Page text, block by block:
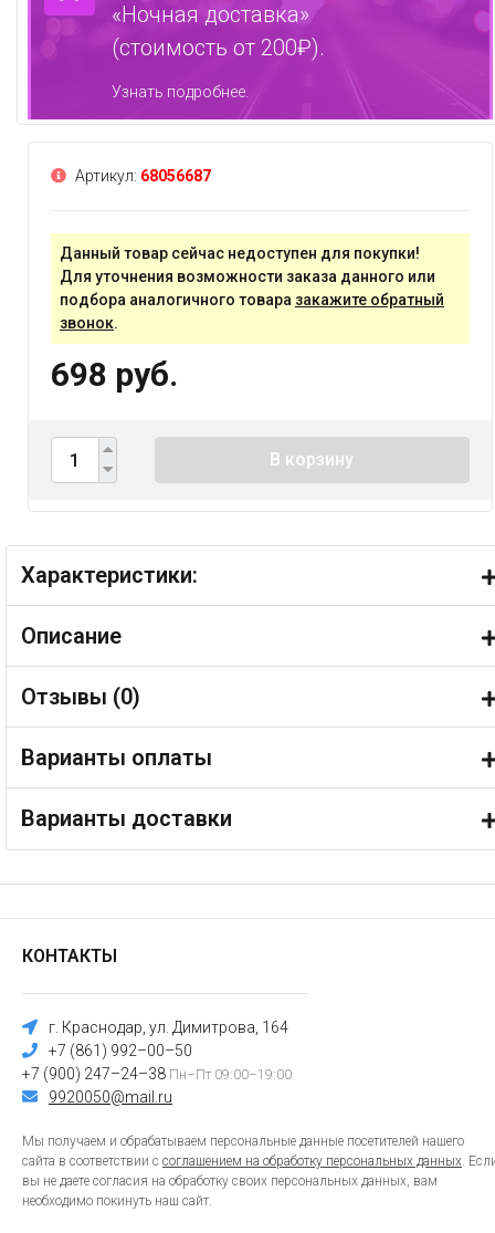
«Ночная доставка»
(стоимость от 200₽).
Узнать подробнее.
Артикул: 68056687
Данный товар сейчас недоступен для покупки!
Для уточнения возможности заказа данного или
подбора аналогичного товара закажите обратный
звонок.
698 руб.
В корзину
Характеристики:
Описание
Отзывы (0)
Варианты оплаты
Варианты доставки
КОНТАКТЫ
г. Краснодар, ул. Димитрова, 164
+7 (861) 992–00–50
+7 (900) 247–24–38 Пн–Пт 09:00–19:00
9920050@mail.ru
Мы получаем и обрабатываем персональные данные посетителей нашего
сайта в соответствии с соглашением на обработку персональных данных.
вы не даете согласия на обработку своих персональных данных, вам
необходимо покинуть наш сайт.